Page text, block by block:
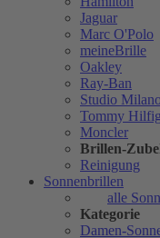
Jaguar
Marc O'Polo
meineBrille
Oakley
Ray-Ban
Studio
Tommy
Moncler
Brillen-
Reinigung
Sonnenbrillen
alle
Kategorie
Damen-